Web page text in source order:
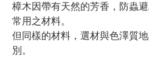
樟木因帶有天然的芳香，防蟲
常用之材料。
但同樣的材料，選材與色澤質
別。